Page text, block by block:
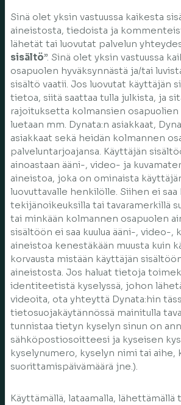
Sinä olet yksin vastuussa kaikesta
aineistosta, tiedoista ja
lähetät tai luovutat palvelun
sisältö”. Sinä olet yksin vastuussa
osapuolen hyväksynnästä ja/tai
sisältö vaatii. Jos luovutat käyttäjän
tietoa, siitä saattaa tulla julkista, ja
rajoituksetta kolmansien osapuolien
luetaan mm. Dynata:n asiakkaat,
asiakkaat sekä heidän kolmannen
palveluntarjoajansa. Käyttäjän
ainoastaan ääni-, video- ja
aineistoa, joka on ominaista
luovuttavalle henkilölle. Siihen ei saa
tekijänoikeuksilla tai tavaramerkillä
tai minkään kolmannen osapuolen
sisältöön ei saa kuulua ääni-, video-,
aineistoa kenestäkään muusta kuin
korvausta mistään käyttäjän
aineistosta. Jos haluat tietoja
identiteetistä kyselyssä, johon
videoita, ota yhteyttä Dynata:hin
tietosuojakäytännössä mainitulla
tunnistaa tietyn kyselyn sinun on
sähköpostiosoitteesi ja kyseisen
kyselynumero, kyselyn nimi tai aihe,
suorittamispäivämäärä jne.).
Käyttämällä, lataamalla, lähettämällä